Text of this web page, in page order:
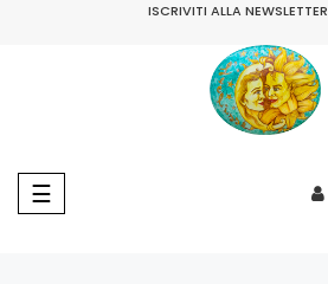
ISCRIVITI ALLA NEWSLETTER
navigazione
Toggle
☰